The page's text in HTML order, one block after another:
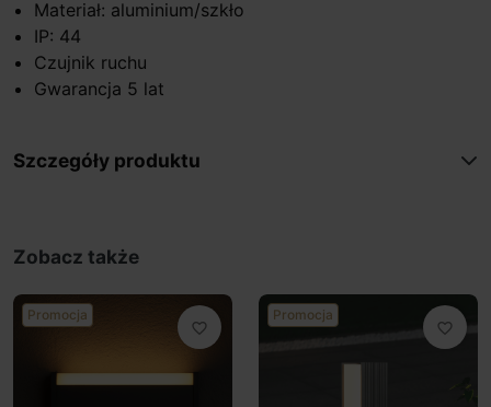
Materiał: aluminium/szkło
IP: 44
Czujnik ruchu
Gwarancja 5 lat
Szczegóły produktu
Zobacz także
Promocja
favorite_border
Promocja
favorite_border